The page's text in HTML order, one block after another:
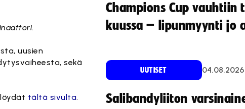
.
uusien
sekä
tältä sivulta.
Champions Cup vauhtiin
kuussa – lipunmyynti jo
UUTISET 04.08.2026
Salibandyliiton